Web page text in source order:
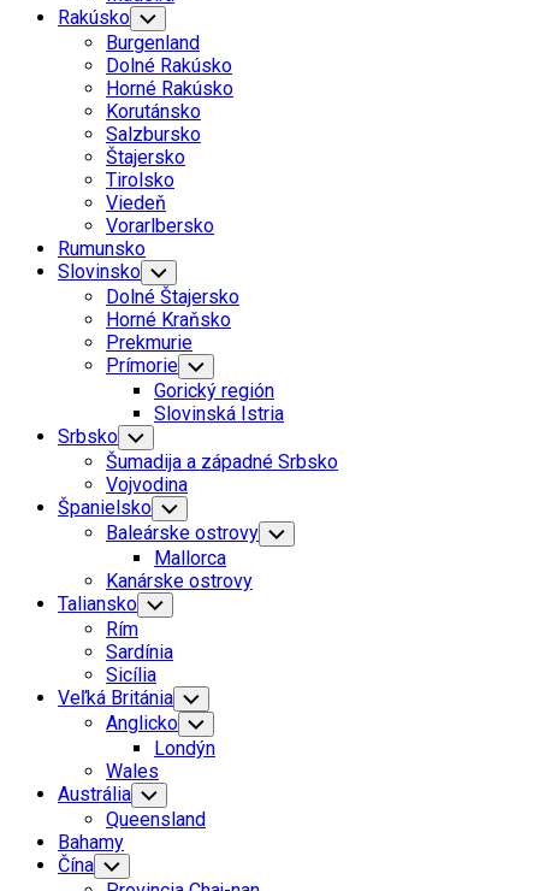
Current
Page
Parent
Rakúsko Toggle
Child
Menu
Burgenland
Dolné Rakúsko
Horné Rakúsko
Korutánsko
Current
Page
Parent
Salzbursko
Štajersko
Tirolsko
Viedeň
Vorarlbersko
Rumunsko
Slovinsko Toggle
Child
Menu
Dolné Štajersko
Horné Kraňsko
Prekmurie
Prímorie Toggle
Child
Menu
Gorický región
Slovinská Istria
Srbsko Toggle
Child
Menu
Šumadija a západné Srbsko
Vojvodina
Španielsko Toggle
Child
Menu
Baleárske ostrovy Toggle
Child
Mallorca
Kanárske ostrovy
Taliansko Toggle
Child
Menu
Rím
Sardínia
Sicília
Veľká Británia Toggle
Child
Menu
Anglicko Toggle
Child
Menu
Londýn
Wales
Austrália Toggle
Child
Menu
Queensland
Bahamy
Čína Toggle
Child